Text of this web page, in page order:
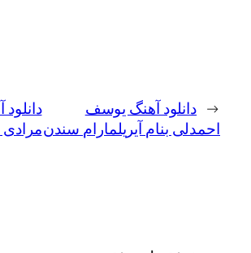
آهنگ یوسف
آیریلمارام سندن
دانلود آهنگ محمود
مرادی بنام آنا →